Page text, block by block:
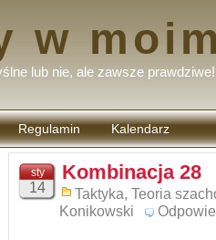
w
lub nie, ale zawsze prawdziwe!
Regulamin
komentarzy
Kalendarz
sty
14
Kombinacja 28
Taktyka, Teoria
Konikowski